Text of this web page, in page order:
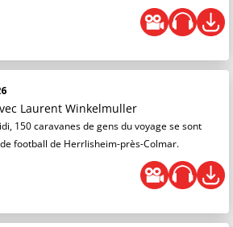
Laurent Winkelmuller
150 caravanes de gens du voyage se sont
football de Herrlisheim-près-Colmar.